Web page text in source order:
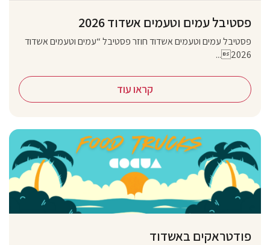
פסטיבל עמים וטעמים אשדוד 2026
פסטיבל עמים וטעמים אשדוד חוזר פסטיבל “עמים וטעמים אשדוד
2026...
קראו עוד
פודטראקים באשדוד